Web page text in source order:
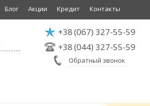
Блог Акции Кредит Контакты
+38(067) 327-55-59
+38(044) 327-55-59
Обратный звонок